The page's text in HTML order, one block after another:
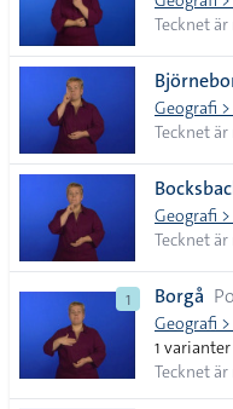
Tecknet
Geografi
Tecknet
Geografi
Tecknet
1 Borgå
Geografi
1
Tecknet